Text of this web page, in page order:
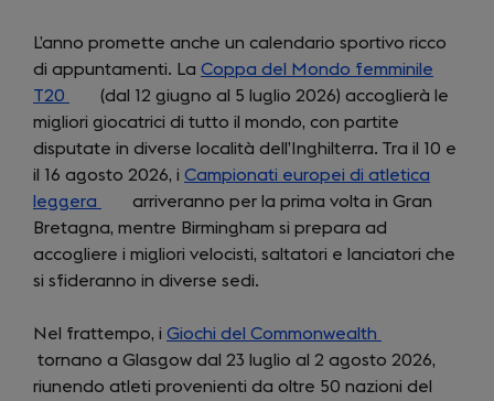
L’anno promette anche un calendario sportivo ricco
di appuntamenti. La Coppa del Mondo femminile
T20
(opens
in
a
new
tab)
(dal 12 giugno al 5 luglio 2026) accoglierà le
migliori giocatrici di tutto il mondo, con partite
disputate in diverse località dell’Inghilterra. Tra il 10 e
il 16 agosto 2026, i Campionati europei di atletica
leggera
(opens
in
a
new
arriveranno per la prima volta in Gran
Bretagna, mentre Birmingham si prepara ad
accogliere i migliori velocisti, saltatori e lanciatori che
si sfideranno in diverse sedi.
Nel frattempo, i Giochi del Commonwealth
in
a
tornano a Glasgow dal 23 luglio al 2 agosto 2026,
riunendo atleti provenienti da oltre 50 nazioni del